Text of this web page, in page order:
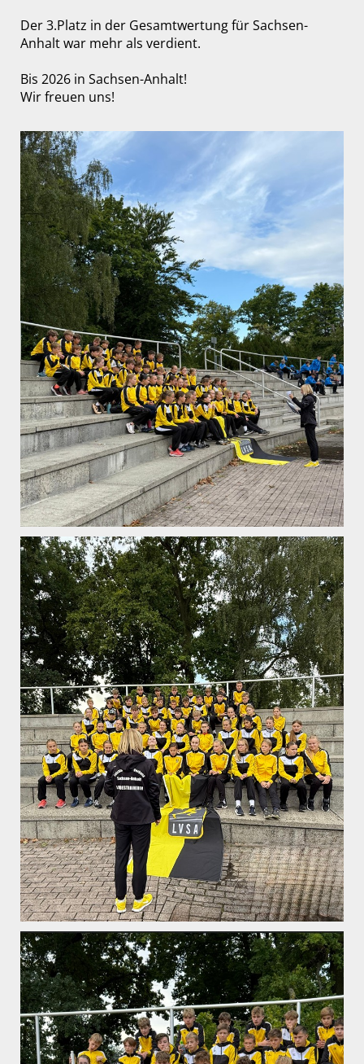
Der 3.Platz in der Gesamtwertung für Sachsen-
Anhalt war mehr als verdient.
Bis 2026 in Sachsen-Anhalt!
Wir freuen uns!